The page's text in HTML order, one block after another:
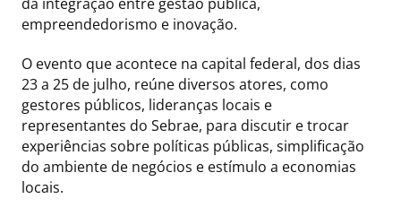
da integração entre gestão pública,
empreendedorismo e inovação.
O evento que acontece na capital federal, dos dias
23 a 25 de julho, reúne diversos atores, como
gestores públicos, lideranças locais e
representantes do Sebrae, para discutir e trocar
experiências sobre políticas públicas, simplificação
do ambiente de negócios e estímulo a economias
locais.